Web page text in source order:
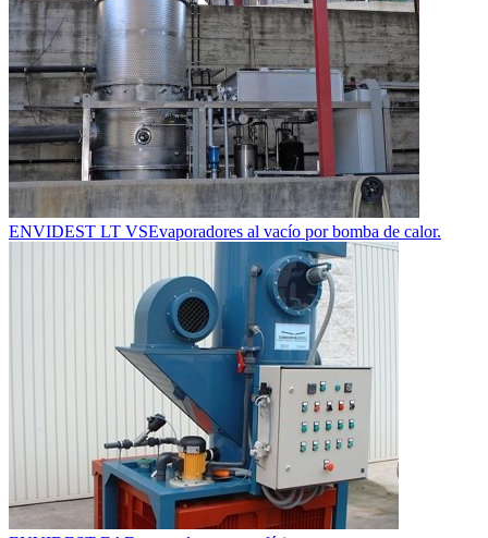
ENVIDEST LT VSEvaporadores al vacío por bomba de calor.